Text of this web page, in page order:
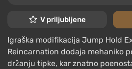
V priljubljene
Igraška modifikacija Jump Hold
Reincarnation dodaja mehaniko
držanju tipke, kar znatno